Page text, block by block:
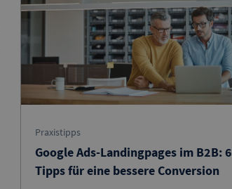
Praxistipps
Google Ads-Landingpages im B2B: 6
Tipps für eine bessere Conversion